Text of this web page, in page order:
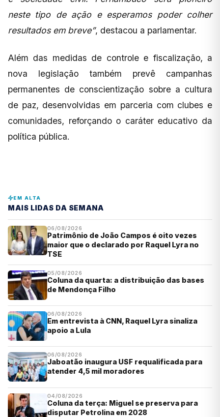
neste tipo de ação e esperamos poder colher
resultados em breve”, destacou a parlamentar.
Além das medidas de controle e fiscalização, a
nova legislação também prevê campanhas
permanentes de conscientização sobre a cultura
de paz, desenvolvidas em parceria com clubes e
comunidades, reforçando o caráter educativo da
política pública.
EM ALTA
MAIS LIDAS DA SEMANA
06/08/2026
Patrimônio de João Campos é oito vezes
maior que o declarado por Raquel Lyra no
TSE
05/08/2026
Coluna da quarta: a distribuição das bases
de Mendonça Filho
06/08/2026
Em entrevista à CNN, Raquel Lyra sinaliza
apoio a Lula
06/08/2026
Jaboatão inaugura USF requalificada para
atender 4,5 mil moradores
04/08/2026
Coluna da terça: Miguel se preserva para
disputar Petrolina em 2028